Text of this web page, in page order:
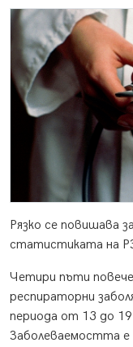
Рязко се повишава
статистиката на
Четири пъти
респираторни
периода от 13 до
Заболеваемостта